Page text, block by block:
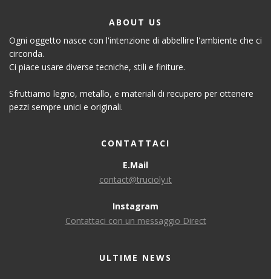
ABOUT US
Ogni oggetto nasce con l'intenzione di abbellire l'ambiente che ci
circonda.
Ci piace usare diverse tecniche, stili e finiture.
Sfruttiamo legno, metallo, e materiali di recupero per ottenere
pezzi sempre unici e originali.
CONTATTACI
E.Mail
contact@trucioly.it
Instagram
Contattaci con un messaggio Direct
ULTIME NEWS